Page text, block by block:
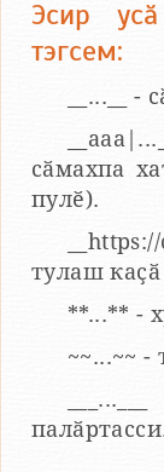
Эсир
тэгсем:
__...__
сӑмахпа
пулӗ).
тулаш каҫӑ
**...** -
~~...~~